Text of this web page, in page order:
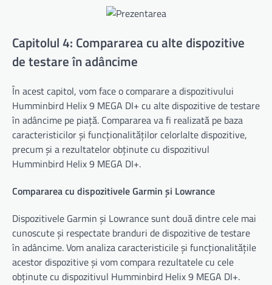
Capitolul 4: Compararea cu alte dispozitive
de testare în adâncime
În acest capitol, vom face o comparare a dispozitivului
Humminbird Helix 9 MEGA DI+ cu alte dispozitive de testare
în adâncime pe piață. Compararea va fi realizată pe baza
caracteristicilor și funcționalităților celorlalte dispozitive,
precum și a rezultatelor obținute cu dispozitivul
Humminbird Helix 9 MEGA DI+.
Compararea cu dispozitivele Garmin și Lowrance
Dispozitivele Garmin și Lowrance sunt două dintre cele mai
cunoscute și respectate branduri de dispozitive de testare
în adâncime. Vom analiza caracteristicile și funcționalitățile
acestor dispozitive și vom compara rezultatele cu cele
obținute cu dispozitivul Humminbird Helix 9 MEGA DI+.